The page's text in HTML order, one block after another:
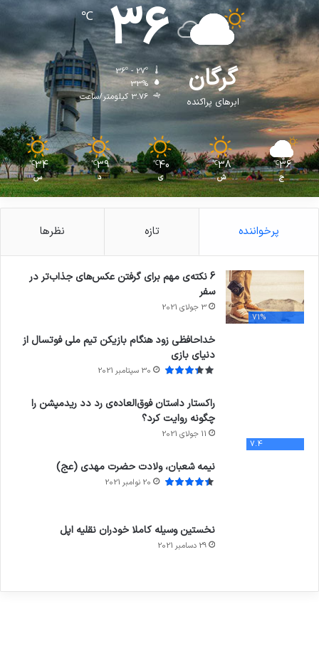
گرگان
ابرهای پراکنده
36
℃
36º - 27º
33%
3.76 کیلومتر/ساعت
36
℃
ج
38
℃
ش
40
℃
ی
39
℃
د
34
℃
س
پرخواننده تازه نظرها
71%
6 نکته‌ی مهم برای گرفتن عکس‌های جذاب‌تر در
سفر
3 جولای 2021
خداحافظی زود هنگام بازیکن تیم ملی فوتسال از
دنیای بازی
30 سپتامبر 2021
7.4
راکستار داستان فوق‌العاده‌ی رد دد ریدمپشن را
چگونه روایت کرد؟
11 جولای 2021
نیمه شعبان، ولادت حضرت مهدی (عج)
20 نوامبر 2021
نخستین وسیله کاملا خودران نقلیه اپل
29 دسامبر 2021